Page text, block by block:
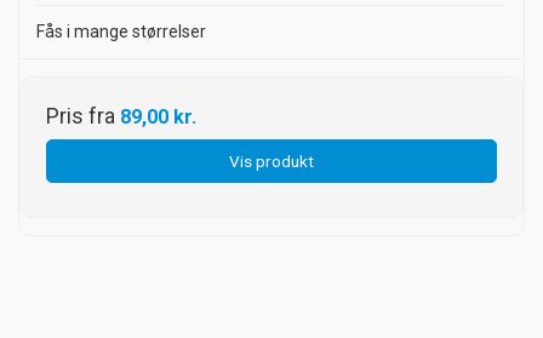
Fås i mange størrelser
Pris fra 89,00 kr.
Vis produkt